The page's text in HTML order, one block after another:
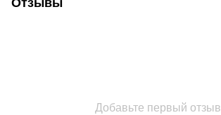
Отзывы
Добавьте первый отзыв